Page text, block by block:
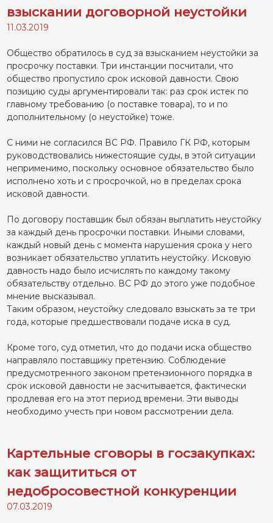
взыскании договорной неустойки
11.03.2019
Общество обратилось в суд за взысканием неустойки за
просрочку поставки. Три инстанции посчитали, что
общество пропустило срок исковой давности. Свою
позицию суды аргументировали так: раз срок истек по
главному требованию (о поставке товара), то и по
дополнительному (о неустойке) тоже.
С ними не согласился ВС РФ. Правило ГК РФ, которым
руководствовались нижестоящие суды, в этой ситуации
неприменимо, поскольку основное обязательство было
исполнено хоть и с просрочкой, но в пределах срока
исковой давности.
По договору поставщик был обязан выплатить неустойку
за каждый день просрочки поставки. Иными словами,
каждый новый день с момента нарушения срока у него
возникает обязательство уплатить неустойку. Исковую
давность надо было исчислять по каждому такому
обязательству отдельно. ВС РФ до этого уже подобное
мнение высказывал.
Таким образом, неустойку следовало взыскать за те три
года, которые предшествовали подаче иска в суд.
Кроме того, суд отметил, что до подачи иска общество
направляло поставщику претензию. Соблюдение
предусмотренного законом претензионного порядка в
срок исковой давности не засчитывается, фактически
продлевая его на этот период времени. Эти выводы
необходимо учесть при новом рассмотрении дела.
Картельные сговоры в госзакупках:
как защититься от
недобросовестной конкуренции
07.03.2019